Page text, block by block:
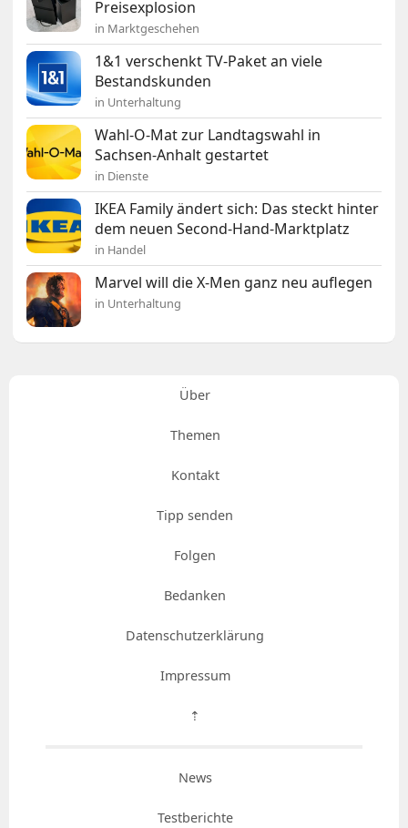
Preisexplosion
in Marktgeschehen
1&1 verschenkt TV-Paket an viele
Bestandskunden
in Unterhaltung
Wahl-O-Mat zur Landtagswahl in
Sachsen-Anhalt gestartet
in Dienste
IKEA Family ändert sich: Das steckt hinter
dem neuen Second-Hand-Marktplatz
in Handel
Marvel will die X-Men ganz neu auflegen
in Unterhaltung
Über
Themen
Kontakt
Tipp senden
Folgen
Bedanken
Datenschutzerklärung
Impressum
⇡
News
Testberichte